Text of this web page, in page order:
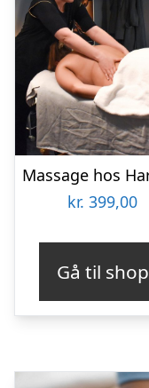
kr. 399,00
Gå til shop